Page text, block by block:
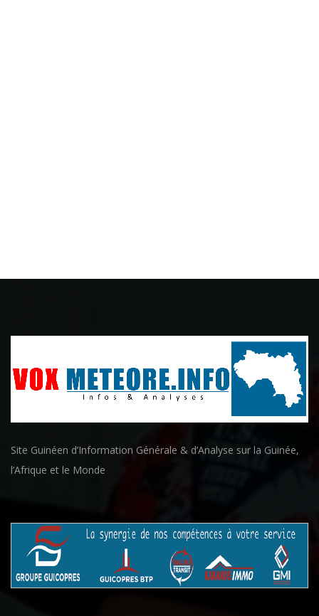
Site Guinéen d’Information Générale & d’Analyse sur la Guinée,
l’Afrique et le Monde